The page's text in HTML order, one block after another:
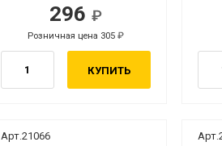
296
Розничная цена 305
КУПИТЬ
Арт.21066